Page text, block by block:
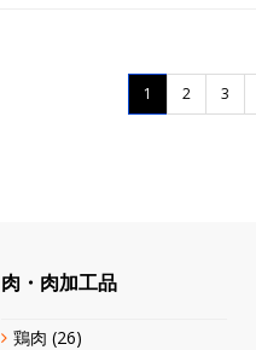
1 2 3
肉・肉加工品
鶏肉 (26)